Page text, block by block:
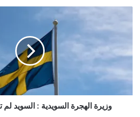
السويدية
وجهة
للاجئين
وزيرة الهجرة السويدية : السويد لم